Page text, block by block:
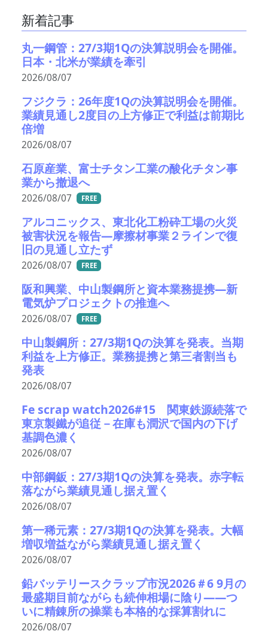
新着記事
丸一鋼管：27/3期1Qの決算説明会を開催。
日本・北米が業績を牽引
2026/08/07
フジクラ：26年度1Qの決算説明会を開催。
業績見通し2度目の上方修正で利益は前期比
倍増
2026/08/07
石原産業、富士チタン工業の酸化チタン事
業から撤退へ
2026/08/07 FREE
アルコニックス、東北化工粉砕工場の火災
被害状況を報告―摩擦材事業２ラインで復
旧の見通し立たず
2026/08/07 FREE
阪和興業、中山製鋼所と資本業務提携―新
電気炉プロジェクトの推進へ
2026/08/07 FREE
中山製鋼所：27/3期1Qの決算を発表。当期
利益を上方修正。業務提携と第三者割当も
発表
2026/08/07
Fe scrap watch2026#15 関東鉄源続落で
東京製鐵が追従－在庫も潤沢で国内の下げ
基調色濃く
2026/08/07
中部鋼鈑：27/3期1Qの決算を発表。赤字転
落ながら業績見通し据え置く
2026/08/07
第一稀元素：27/3期1Qの決算を発表。大幅
増収増益ながら業績見通し据え置く
2026/08/07
鉛バッテリースクラップ市況2026＃6 9月の
最盛期目前ながらも続伸相場に陰り――つ
いに精錬所の操業も本格的な採算割れに
2026/08/07